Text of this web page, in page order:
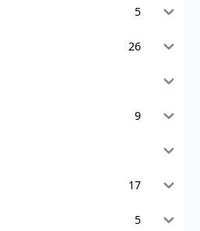
5
26
9
17
5